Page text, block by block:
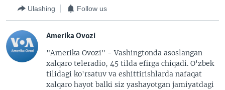
Ulashing Follow us
Amerika Ovozi
"Amerika Ovozi" - Vashingtonda asoslangan
xalqaro teleradio, 45 tilda efirga chiqadi. O'zbek
tilidagi ko'rsatuv va eshittirishlarda nafaqat
xalqaro hayot balki siz yashayotgan jamiyatdagi